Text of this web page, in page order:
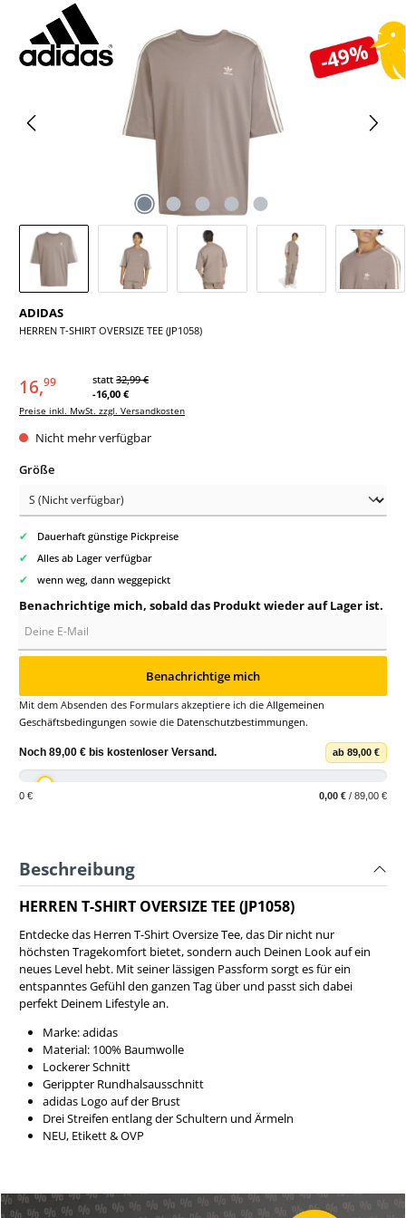
-49%
Bildergalerie überspringen
ADIDAS
HERREN T-SHIRT OVERSIZE TEE (JP1058)
16,99 statt 32,99 €
-16,00 €
Preise inkl. MwSt. zzgl. Versandkosten
Nicht mehr verfügbar
Größeauswählen
✔ Dauerhaft günstige Pickpreise
✔ Alles ab Lager verfügbar
✔ wenn weg, dann weggepickt
Benachrichtige mich, sobald das Produkt wieder auf Lager ist.
Benachrichtige mich
Mit dem Absenden des Formulars akzeptiere ich die Allgemeinen
Geschäftsbedingungen sowie die Datenschutzbestimmungen.
Noch 89,00 € bis kostenloser Versand. ab 89,00 €
0 € 0,00 € / 89,00 €
Beschreibung
HERREN T-SHIRT OVERSIZE TEE (JP1058)
Entdecke das Herren T-Shirt Oversize Tee, das Dir nicht nur
höchsten Tragekomfort bietet, sondern auch Deinen Look auf ein
neues Level hebt. Mit seiner lässigen Passform sorgt es für ein
entspanntes Gefühl den ganzen Tag über und passt sich dabei
perfekt Deinem Lifestyle an.
Marke: adidas
Material: 100% Baumwolle
Lockerer Schnitt
Gerippter Rundhalsausschnitt
adidas Logo auf der Brust
Drei Streifen entlang der Schultern und Ärmeln
NEU, Etikett & OVP